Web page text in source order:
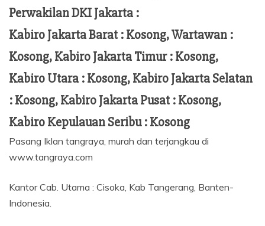
Perwakilan DKI Jakarta :
Kabiro Jakarta Barat : Kosong, Wartawan :
Kosong, Kabiro Jakarta Timur : Kosong,
Kabiro Utara : Kosong, Kabiro Jakarta Selatan
: Kosong, Kabiro Jakarta Pusat : Kosong,
Kabiro Kepulauan Seribu : Kosong
Pasang Iklan tangraya, murah dan terjangkau di
www.tangraya.com
Kantor Cab. Utama : Cisoka, Kab Tangerang, Banten-
Indonesia.